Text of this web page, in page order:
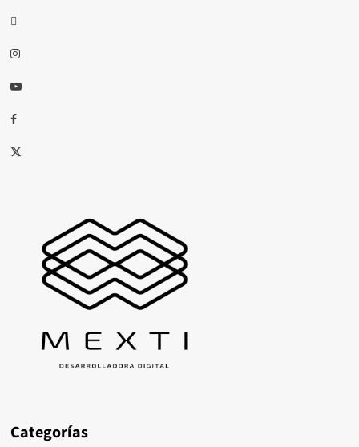
threads
Instagram
Youtube
Facebook
X
Categorías